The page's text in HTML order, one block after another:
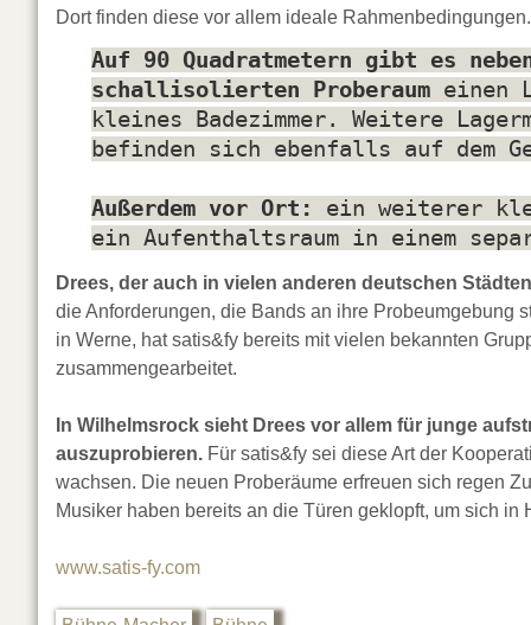
Dort finden diese vor allem ideale Rahmenbedingungen.
Auf 90 Quadratmetern gibt es
schallisolierten Proberaum einen
kleines Badezimmer. Weitere
befinden sich ebenfalls auf dem
Außerdem vor Ort: ein weiterer
ein Aufenthaltsraum in einem
Drees, der auch in vielen anderen deutschen
die Anforderungen, die Bands an ihre Probeumgebung
in Werne, hat satis&fy bereits mit vielen bekannten
zusammengearbeitet.
In Wilhelmsrock sieht Drees vor allem für junge
auszuprobieren. Für satis&fy sei diese Art der
wachsen. Die neuen Proberäume erfreuen sich regen
Musiker haben bereits an die Türen geklopft, um sich in
www.satis-fy.com